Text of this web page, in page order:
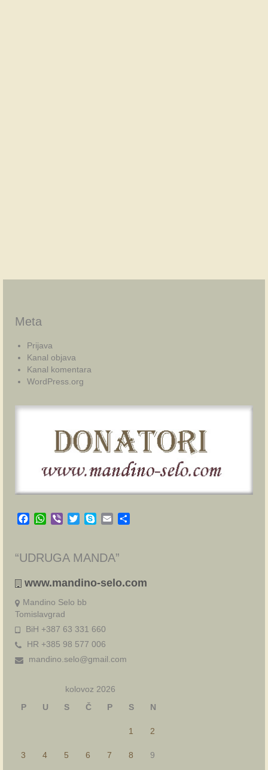
Meta
Prijava
Kanal objava
Kanal komentara
WordPress.org
Facebook
WhatsApp
Viber TwitterSkypeEmail
“UDRUGA MANDA”
www.mandino-selo.com
Mandino Selo bb
Tomislavgrad
BiH +387 63 331 660
HR +385 98 577 006
mandino.selo@gmail.com
kolovoz 2026
P
U S Č P S N
1 2
3 4 5 6 7 8 9